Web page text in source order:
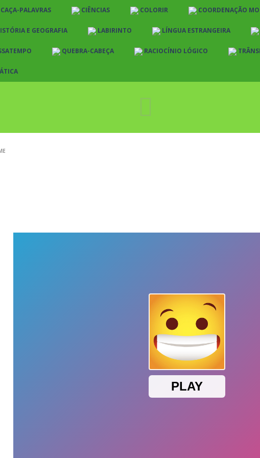
CAÇA-PALAVRAS CIÊNCIAS COLORIR COORDENAÇÃO
E GEOGRAFIA LABIRINTO LÍNGUA ESTRANGEIRA
QUEBRA-CABEÇA RACIOCÍNIO LÓGICO